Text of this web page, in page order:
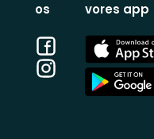
os
Facebook
Instagram
vores app
App
Store
App
Store